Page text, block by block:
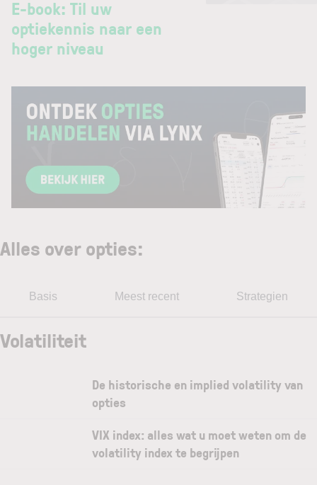
E-book: Til uw
optiekennis naar een
hoger niveau
Alles over opties:
Basis Meest recent Strategien
Volatiliteit
De historische en implied volatility van
opties
VIX index: alles wat u moet weten om de
volatility index te begrijpen